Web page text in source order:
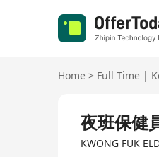
Home > Full Time |
夜班保健
KWONG FUK